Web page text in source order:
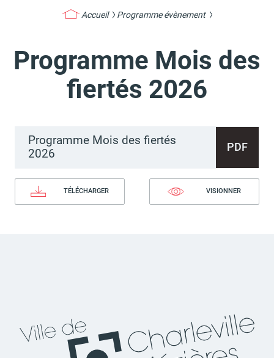
Actes d'état civil Citoyenneté
Mariage et PACS Décès
Budget participatif
Archives municipales en
lignes
Accueil Programme évènement
Programme Mois des
fiertés 2026
Programme Mois des fiertés
2026
PDF
TÉLÉCHARGER VISIONNER